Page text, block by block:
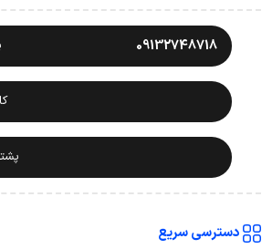
09132748718
دسترسی سریع